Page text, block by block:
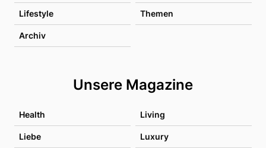
Lifestyle Themen
Archiv
Unsere Magazine
Health Living
Liebe Luxury